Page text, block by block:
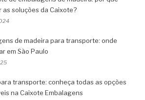
as soluções da Caixote?
de madeira para transporte: onde
em São Paulo
transporte: conheça todas as opções
na Caixote Embalagens